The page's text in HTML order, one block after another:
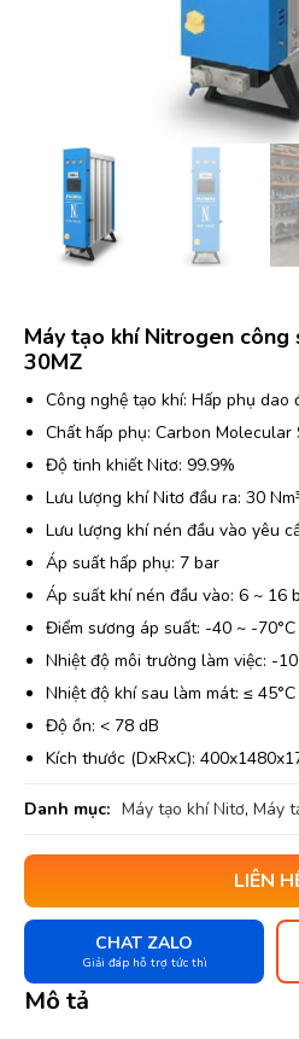
Máy tạo khí Nitrogen
30MZ
Công nghệ tạo khí: Hấp phụ dao
Chất hấp phụ: Carbon Molecular
Độ tinh khiết Nitơ: 99.9%
Lưu lượng khí Nitơ đầu ra: 30
Lưu lượng khí nén đầu vào yêu
Áp suất hấp phụ: 7 bar
Áp suất khí nén đầu vào: 6 ~ 16
Điểm sương áp suất: -40 ~ -70°C
Nhiệt độ môi trường làm việc: -
Nhiệt độ khí sau làm mát: ≤ 45°C
Độ ồn: < 78 dB
Kích thước (DxRxC):
Danh mục: Máy tạo khí Nitơ, Máy
LIÊN
CHAT ZALO
Giải đáp hỗ trợ tức thì
Mô tả